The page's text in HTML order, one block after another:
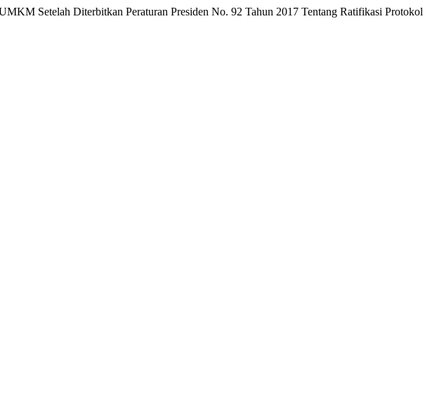
Setelah Diterbitkan Peraturan Presiden No. 92 Tahun 2017 Tentang Ratifikasi Protokol